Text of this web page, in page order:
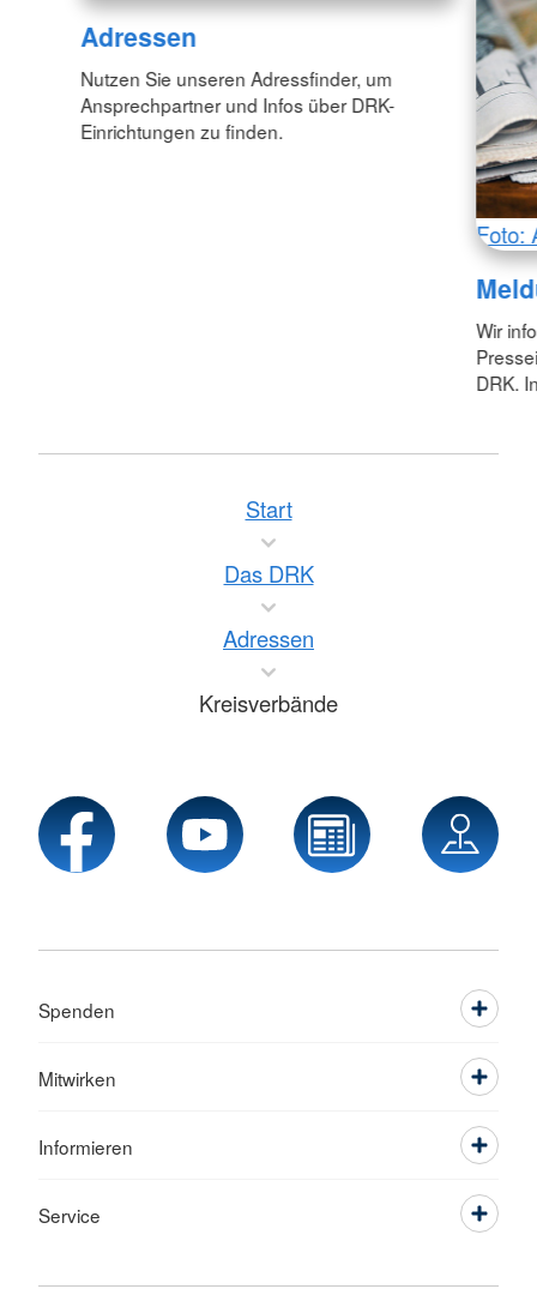
Adressen
Nutzen Sie unseren Adressfinder, um
Ansprechpartner und Infos über DRK-
Einrichtungen zu finden.
Foto:
Wir
DRK.
Start
Das DRK
Adressen
Kreisverbände
Spenden
Mitwirken
Informieren
Service